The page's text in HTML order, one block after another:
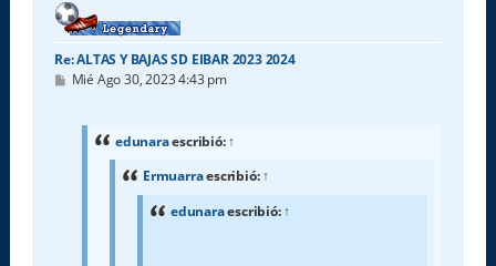
Re: ALTAS Y BAJAS SD EIBAR 2023 2024
M
Mié Ago 30, 2023 4:43 pm
edunaraescribió:↑
Ermuarraescribió:↑
edunaraescribió:↑